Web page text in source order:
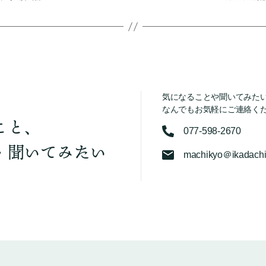
、
聞いてみたい
気になることや聞いてみた
なんでもお気軽にご連絡く
077-598-2670
machikyo＠